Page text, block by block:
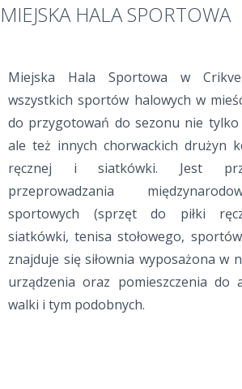
MIEJSKA HALA SPORTOWA
Miejska Hala Sportowa w
wszystkich sportów halowych w
do przygotowań do sezonu nie
ale też innych chorwackich drużyn
ręcznej i siatkówki. Jest
przeprowadzania
sportowych (sprzęt do piłki
siatkówki, tenisa stołowego,
znajduje się siłownia wyposażona w
urządzenia oraz pomieszczenia do
walki i tym podobnych.